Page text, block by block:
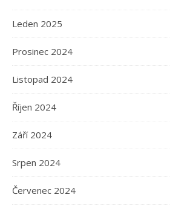
Leden 2025
Prosinec 2024
Listopad 2024
Říjen 2024
Září 2024
Srpen 2024
Červenec 2024